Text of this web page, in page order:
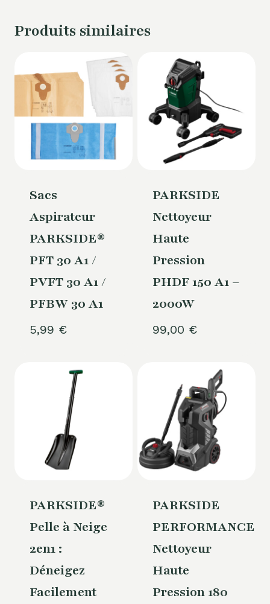
Produits similaires
Sacs
Aspirateur
PARKSIDE®
PFT 30 A1 /
PVFT 30 A1 /
PFBW 30 A1
5,99 €
PARKSIDE
Nettoyeur
Haute
Pression
PHDF 150 A1 –
2000W
99,00 €
PARKSIDE®
Pelle à Neige
2en1 :
Déneigez
Facilement
PARKSIDE
PERFORMANCE
Nettoyeur
Haute
Pression 180